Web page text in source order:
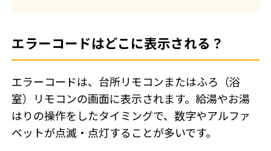
エラーコードはどこに表示される？
エラーコードは、台所リモコンまたはふろ（浴
室）リモコンの画面に表示されます。給湯やお湯
はりの操作をしたタイミングで、数字やアルファ
ベットが点滅・点灯することが多いです。